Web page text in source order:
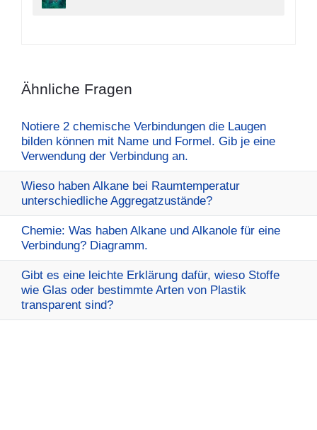
Ähnliche Fragen
Notiere 2 chemische Verbindungen die Laugen
bilden können mit Name und Formel. Gib je eine
Verwendung der Verbindung an.
Wieso haben Alkane bei Raumtemperatur
unterschiedliche Aggregatzustände?
Chemie: Was haben Alkane und Alkanole für eine
Verbindung? Diagramm.
Gibt es eine leichte Erklärung dafür, wieso Stoffe
wie Glas oder bestimmte Arten von Plastik
transparent sind?